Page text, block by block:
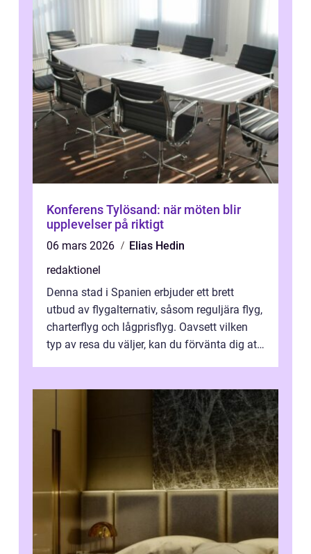
Konferens Tylösand: när möten blir
upplevelser på riktigt
06 mars 2026
Elias Hedin
redaktionel
Denna stad i Spanien erbjuder ett brett
utbud av flygalternativ, såsom reguljära flyg,
charterflyg och lågprisflyg. Oavsett vilken
typ av resa du väljer, kan du förvänta dig att